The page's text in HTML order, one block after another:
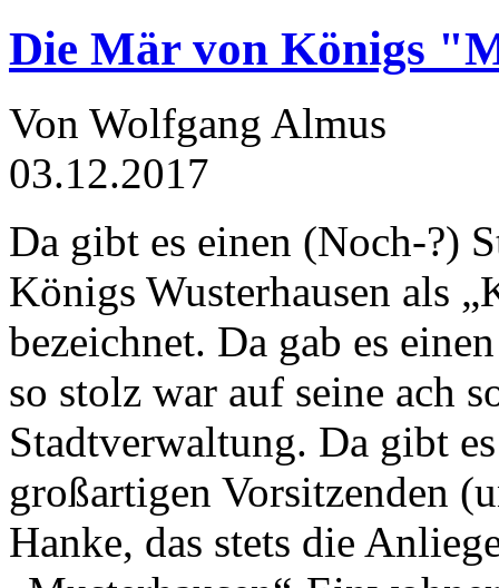
Die Mär von Königs
Von Wolfgang Almus
03.12.2017
Da gibt es einen (Noch-?)
Königs Wusterhausen als
bezeichnet. Da gab es
so stolz war auf seine ach
Stadtverwaltung. Da gibt
großartigen Vorsitzenden
Hanke, das stets die